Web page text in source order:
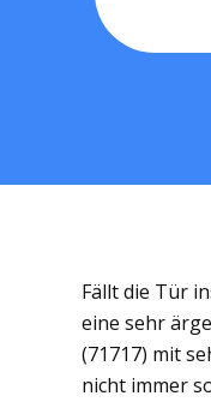
Fällt die Tür
eine sehr
(71717) mit
nicht immer